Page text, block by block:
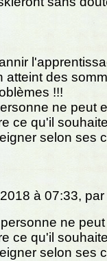
atteint des
!!!
ne peut
ce qu'il
selon ses
à 07:33, par
ne
ce qu'il
selon ses